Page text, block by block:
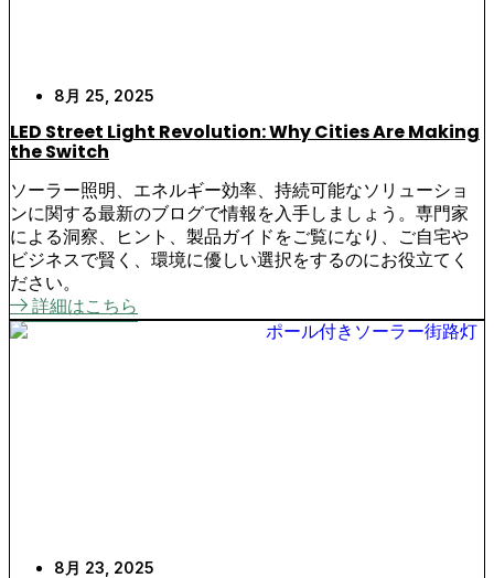
8月 25, 2025
LED Street Light Revolution: Why Cities Are Making
the Switch
ソーラー照明、エネルギー効率、持続可能なソリューショ
ンに関する最新のブログで情報を入手しましょう。専門家
による洞察、ヒント、製品ガイドをご覧になり、ご自宅や
ビジネスで賢く、環境に優しい選択をするのにお役立てく
ださい。
詳細はこちら
8月 23, 2025